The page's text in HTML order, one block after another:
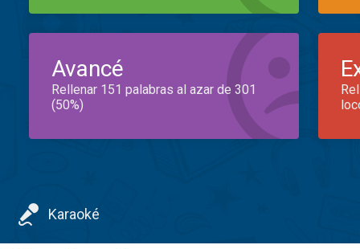
Avancé
Rellenar 151 palabras al azar de 301
(50%)
Karaoké